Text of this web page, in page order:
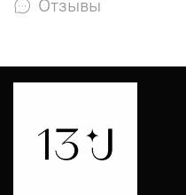
Отзывы